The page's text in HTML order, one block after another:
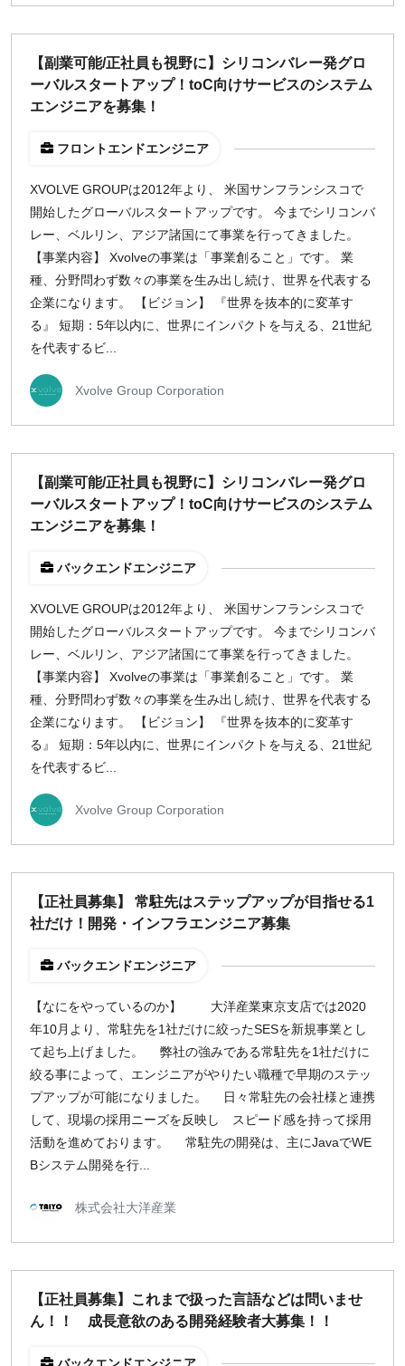
【副業可能/正社員も視野に】シリコンバレー発グロ
ーバルスタートアップ！toC向けサービスのシステム
エンジニアを募集！
フロントエンドエンジニア
XVOLVE GROUPは2012年より、 米国サンフランシスコで
開始したグローバルスタートアップです。 今までシリコンバ
レー、ベルリン、アジア諸国にて事業を行ってきました。
【事業内容】 Xvolveの事業は「事業創ること」です。 業
種、分野問わず数々の事業を生み出し続け、世界を代表する
企業になります。 【ビジョン】 『世界を抜本的に変革す
る』 短期：5年以内に、世界にインパクトを与える、21世紀
を代表するビ...
Xvolve Group Corporation
【副業可能/正社員も視野に】シリコンバレー発グロ
ーバルスタートアップ！toC向けサービスのシステム
エンジニアを募集！
バックエンドエンジニア
XVOLVE GROUPは2012年より、 米国サンフランシスコで
開始したグローバルスタートアップです。 今までシリコンバ
レー、ベルリン、アジア諸国にて事業を行ってきました。
【事業内容】 Xvolveの事業は「事業創ること」です。 業
種、分野問わず数々の事業を生み出し続け、世界を代表する
企業になります。 【ビジョン】 『世界を抜本的に変革す
る』 短期：5年以内に、世界にインパクトを与える、21世紀
を代表するビ...
Xvolve Group Corporation
【正社員募集】 常駐先はステップアップが目指せる1
社だけ！開発・インフラエンジニア募集
バックエンドエンジニア
【なにをやっているのか】 大洋産業東京支店では2020
年10月より、常駐先を1社だけに絞ったSESを新規事業とし
て起ち上げました。 弊社の強みである常駐先を1社だけに
絞る事によって、エンジニアがやりたい職種で早期のステッ
プアップが可能になりました。 日々常駐先の会社様と連携
して、現場の採用ニーズを反映し スピード感を持って採用
活動を進めております。 常駐先の開発は、主にJavaでWE
Bシステム開発を行...
株式会社大洋産業
【正社員募集】これまで扱った言語などは問いませ
ん！！ 成長意欲のある開発経験者大募集！！